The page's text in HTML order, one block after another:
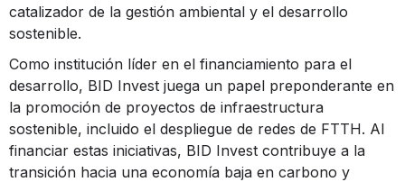
catalizador de la gestión ambiental y el desarrollo
sostenible.
Como institución líder en el financiamiento para el
desarrollo, BID Invest juega un papel preponderante en
la promoción de proyectos de infraestructura
sostenible, incluido el despliegue de redes de FTTH. Al
financiar estas iniciativas, BID Invest contribuye a la
transición hacia una economía baja en carbono y